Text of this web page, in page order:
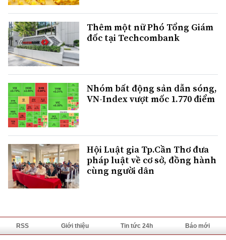
Thêm một nữ Phó Tổng Giám
đốc tại Techcombank
Nhóm bất động sản dẫn sóng,
VN-Index vượt mốc 1.770 điểm
Hội Luật gia Tp.Cần Thơ đưa
pháp luật về cơ sở, đồng hành
cùng người dân
RSS Giới thiệu Tin tức 24h Báo mới